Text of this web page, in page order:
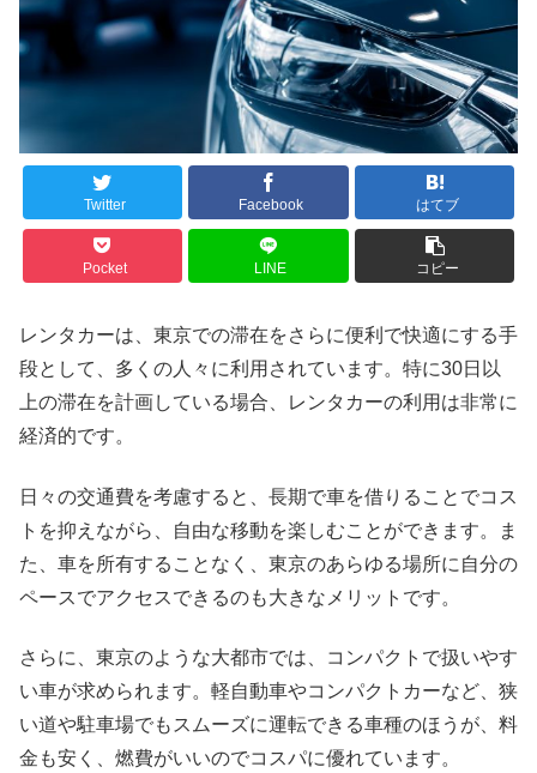
Twitter Facebook はてブ
Pocket LINE コピー
レンタカーは、東京での滞在をさらに便利で快適にする手
段として、多くの人々に利用されています。特に30日以
上の滞在を計画している場合、レンタカーの利用は非常に
経済的です。
日々の交通費を考慮すると、長期で車を借りることでコス
トを抑えながら、自由な移動を楽しむことができます。ま
た、車を所有することなく、東京のあらゆる場所に自分の
ペースでアクセスできるのも大きなメリットです。
さらに、東京のような大都市では、コンパクトで扱いやす
い車が求められます。軽自動車やコンパクトカーなど、狭
い道や駐車場でもスムーズに運転できる車種のほうが、料
金も安く、燃費がいいのでコスパに優れています。